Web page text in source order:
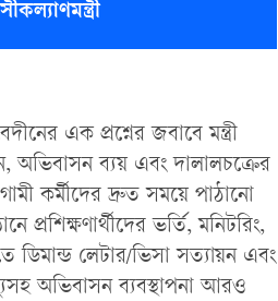
এক প্রশ্নের জবাবে মন্ত্রী
অভিবাসন ব্যয় এবং দালালচক্রের
কর্মীদের দ্রুত সময়ে পাঠানো
প্রশিক্ষণার্থীদের ভর্তি, মনিটরিং,
ডিমান্ড লেটার/ভিসা সত্যায়ন এবং
অভিবাসন ব্যবস্থাপনা আরও